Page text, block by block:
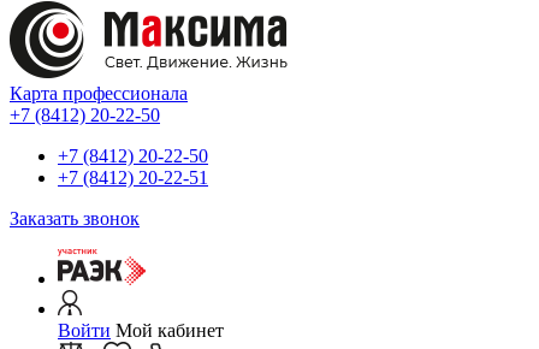
Карта профессионала
+7 (8412) 20-22-50
+7 (8412) 20-22-50
+7 (8412) 20-22-51
Заказать звонок
Войти Мой кабинет